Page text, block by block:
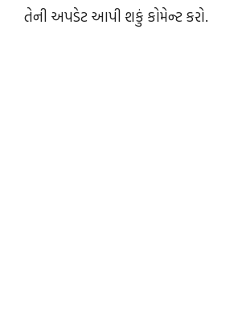
તેની અપડેટ આપી શકું કોમેન્ટ કરો.